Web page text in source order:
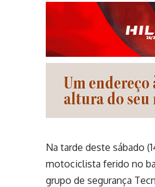
Na tarde deste sábado
motociclista ferido no
grupo de segurança